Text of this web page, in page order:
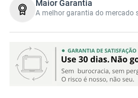
Maior Garantia
A melhor garantia do mercado